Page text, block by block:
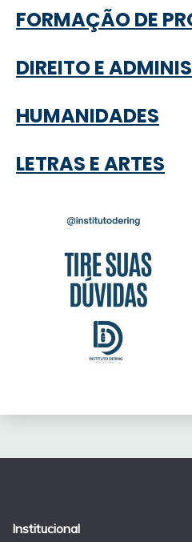
FORMAÇÃO DE
DIREITO E
HUMANIDADES
LETRAS E ARTES
Institucional